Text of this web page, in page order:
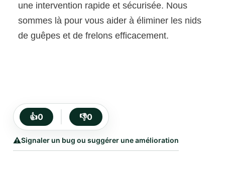
une intervention rapide et sécurisée. Nous
sommes là pour vous aider à éliminer les nids
de guêpes et de frelons efficacement.
👍0 👎0
⚠️Signaler un bug ou suggérer une amélioration